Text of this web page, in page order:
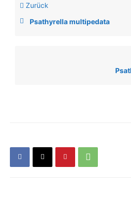
Zurück
Psathyrella multipedata